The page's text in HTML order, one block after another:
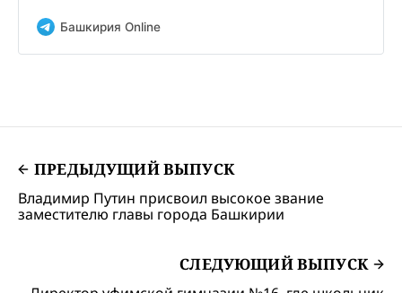
Башкирия Online
ПРЕДЫДУЩИЙ ВЫПУСК
Владимир Путин присвоил высокое звание
заместителю главы города Башкирии
СЛЕДУЮЩИЙ ВЫПУСК